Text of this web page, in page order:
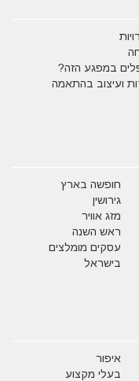
במפגע הזה?
ועיצוב בהתאמה
חופשה בארץ
גירושין
מזג אוויר
ראש השנה
עסקים מומלצים
בישראל
איפור
בעלי מקצוע